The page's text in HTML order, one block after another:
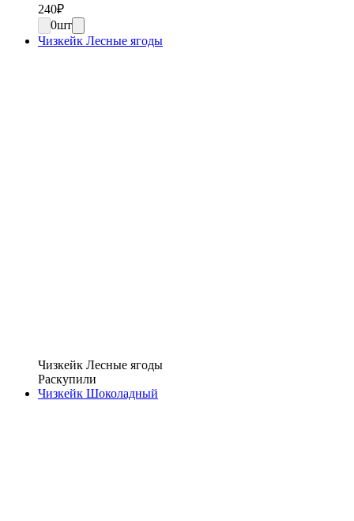
240₽
0шт
Чизкейк Лесные ягоды
Чизкейк Лесные ягоды
Раскупили
Чизкейк Шоколадный